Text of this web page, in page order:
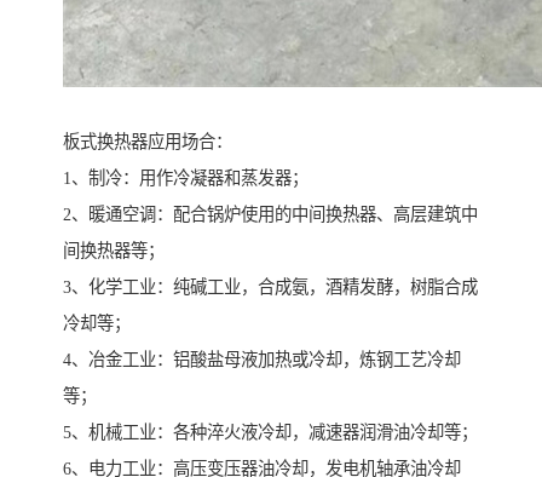
板式换热器应用场合：
1、制冷：用作冷凝器和蒸发器；
2、暖通空调：配合锅炉使用的中间换热器、高层建筑中
间换热器等；
3、化学工业：纯碱工业，合成氨，酒精发酵，树脂合成
冷却等；
4、冶金工业：铝酸盐母液加热或冷却，炼钢工艺冷却
等；
5、机械工业：各种淬火液冷却，减速器润滑油冷却等；
6、电力工业：高压变压器油冷却，发电机轴承油冷却